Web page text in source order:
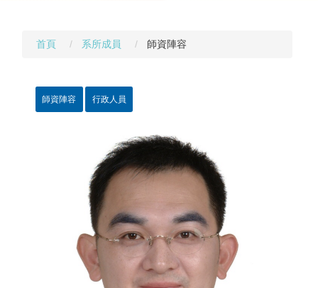
首頁 系所成員 師資陣容
師資陣容 行政人員